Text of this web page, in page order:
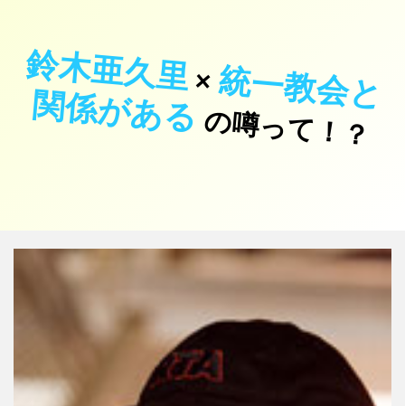
鈴木亜久里×統
一
教
会
と
関 係
が
あ
る の噂って！？